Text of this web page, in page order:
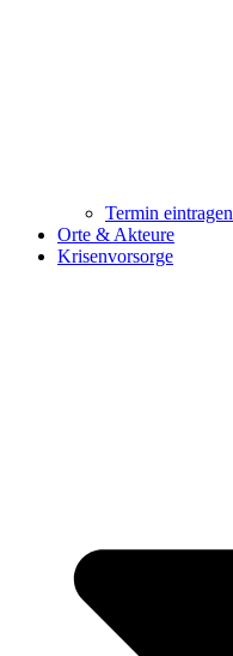
Termin eintragen
Orte & Akteure
Krisenvorsorge